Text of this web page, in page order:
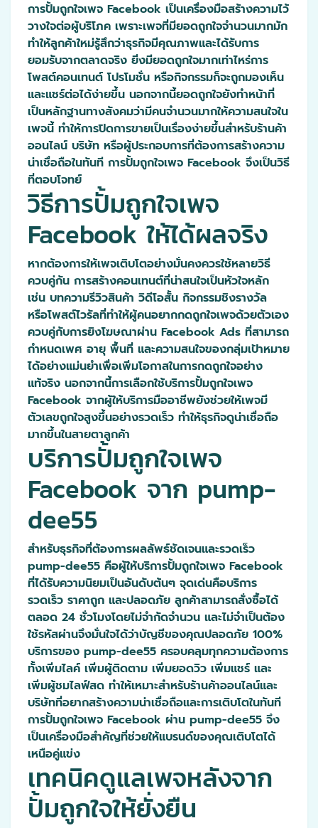
การปั้มถูกใจเพจ Facebook เป็นเครื่องมือสร้างความไว้
วางใจต่อผู้บริโภค เพราะเพจที่มียอดถูกใจจำนวนมากมัก
ทำให้ลูกค้าใหม่รู้สึกว่าธุรกิจมีคุณภาพและได้รับการ
ยอมรับจากตลาดจริง ยิ่งมียอดถูกใจมากเท่าไหร่การ
โพสต์คอนเทนต์ โปรโมชั่น หรือกิจกรรมก็จะถูกมองเห็น
และแชร์ต่อได้ง่ายขึ้น นอกจากนี้ยอดถูกใจยังทำหน้าที่
เป็นหลักฐานทางสังคมว่ามีคนจำนวนมากให้ความสนใจใน
เพจนี้ ทำให้การปิดการขายเป็นเรื่องง่ายขึ้นสำหรับร้านค้า
ออนไลน์ บริษัท หรือผู้ประกอบการที่ต้องการสร้างความ
น่าเชื่อถือในทันที การปั้มถูกใจเพจ Facebook จึงเป็นวิธี
ที่ตอบโจทย์
วิธีการปั้มถูกใจเพจ
Facebook ให้ได้ผลจริง
หากต้องการให้เพจเติบโตอย่างมั่นคงควรใช้หลายวิธี
ควบคู่กัน การสร้างคอนเทนต์ที่น่าสนใจเป็นหัวใจหลัก
เช่น บทความรีวิวสินค้า วิดีโอสั้น กิจกรรมชิงรางวัล
หรือโพสต์ไวรัลที่ทำให้ผู้คนอยากกดถูกใจเพจด้วยตัวเอง
ควบคู่กับการยิงโฆษณาผ่าน Facebook Ads ที่สามารถ
กำหนดเพศ อายุ พื้นที่ และความสนใจของกลุ่มเป้าหมาย
ได้อย่างแม่นยำเพื่อเพิ่มโอกาสในการกดถูกใจอย่าง
แท้จริง นอกจากนี้การเลือกใช้บริการปั้มถูกใจเพจ
Facebook จากผู้ให้บริการมืออาชีพยังช่วยให้เพจมี
ตัวเลขถูกใจสูงขึ้นอย่างรวดเร็ว ทำให้ธุรกิจดูน่าเชื่อถือ
มากขึ้นในสายตาลูกค้า
บริการปั้มถูกใจเพจ
Facebook จาก pump-
dee55
สำหรับธุรกิจที่ต้องการผลลัพธ์ชัดเจนและรวดเร็ว
pump-dee55 คือผู้ให้บริการปั้มถูกใจเพจ Facebook
ที่ได้รับความนิยมเป็นอันดับต้นๆ จุดเด่นคือบริการ
รวดเร็ว ราคาถูก และปลอดภัย ลูกค้าสามารถสั่งซื้อได้
ตลอด 24 ชั่วโมงโดยไม่จำกัดจำนวน และไม่จำเป็นต้อง
ใช้รหัสผ่านจึงมั่นใจได้ว่าบัญชีของคุณปลอดภัย 100%
บริการของ pump-dee55 ครอบคลุมทุกความต้องการ
ทั้งเพิ่มไลค์ เพิ่มผู้ติดตาม เพิ่มยอดวิว เพิ่มแชร์ และ
เพิ่มผู้ชมไลฟ์สด ทำให้เหมาะสำหรับร้านค้าออนไลน์และ
บริษัทที่อยากสร้างความน่าเชื่อถือและการเติบโตในทันที
การปั้มถูกใจเพจ Facebook ผ่าน pump-dee55 จึง
เป็นเครื่องมือสำคัญที่ช่วยให้แบรนด์ของคุณเติบโตได้
เหนือคู่แข่ง
เทคนิคดูแลเพจหลังจาก
ปั้มถูกใจให้ยั่งยืน